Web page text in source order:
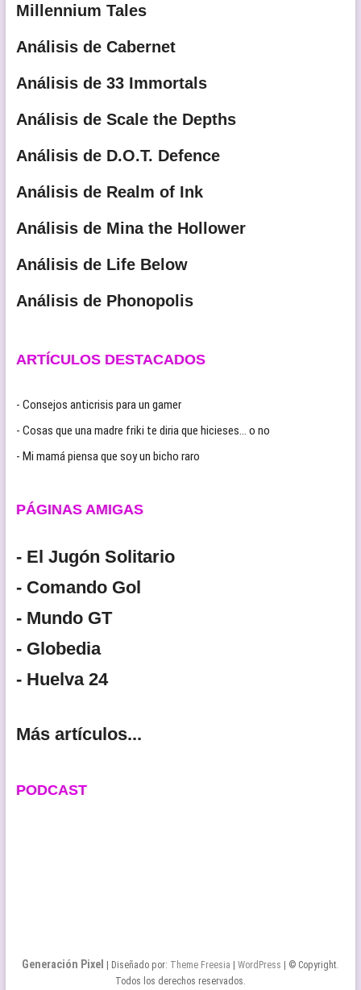
Millennium Tales
Análisis de Cabernet
Análisis de 33 Immortals
Análisis de Scale the Depths
Análisis de D.O.T. Defence
Análisis de Realm of Ink
Análisis de Mina the Hollower
Análisis de Life Below
Análisis de Phonopolis
ARTÍCULOS DESTACADOS
- Consejos anticrisis para un gamer
- Cosas que una madre friki te diria que hicieses… o no
- Mi mamá piensa que soy un bicho raro
PÁGINAS AMIGAS
- El Jugón Solitario
- Comando Gol
- Mundo GT
- Globedia
- Huelva 24
Más artículos...
PODCAST
Generación Pixel | Diseñado por: Theme Freesia |WordPress | © Copyright.
Todos los derechos reservados.